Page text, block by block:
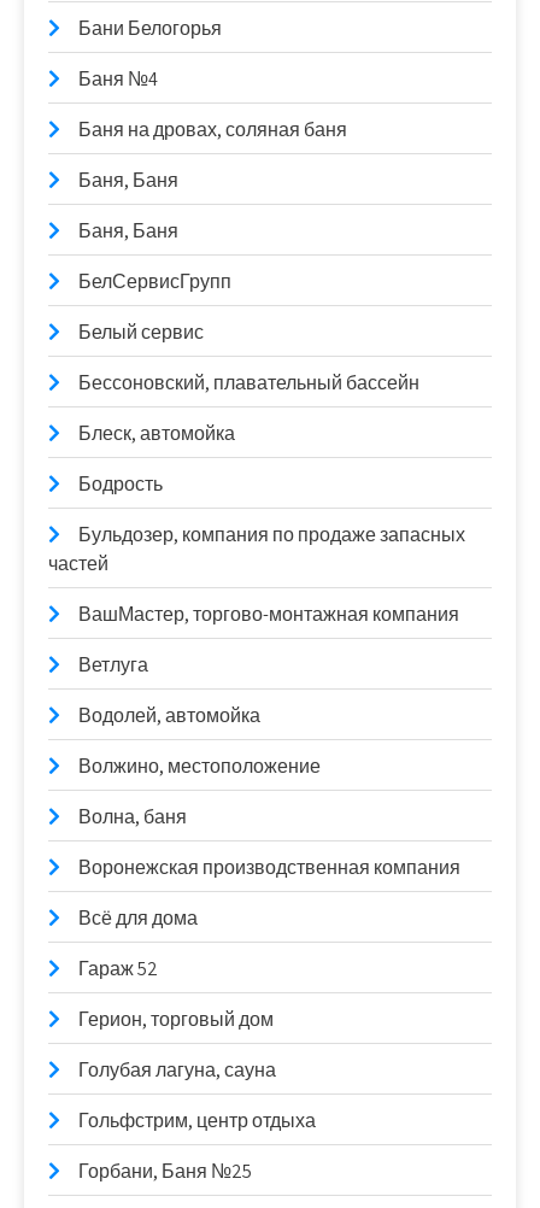
Бани Белогорья
Баня №4
Баня на дровах, соляная баня
Баня, Баня
Баня, Баня
БелСервисГрупп
Белый сервис
Бессоновский, плавательный бассейн
Блеск, автомойка
Бодрость
Бульдозер, компания по продаже запасных
частей
ВашМастер, торгово-монтажная компания
Ветлуга
Водолей, автомойка
Волжино, местоположение
Волна, баня
Воронежская производственная компания
Всё для дома
Гараж 52
Герион, торговый дом
Голубая лагуна, сауна
Гольфстрим, центр отдыха
Горбани, Баня №25